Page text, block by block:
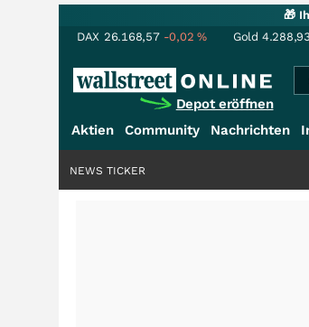
🎁
DAX 26.168,57 -0,02% Gold 4.288,93
Depot eröffnen
Aktien Community Nachrichten
NEWS TICKER